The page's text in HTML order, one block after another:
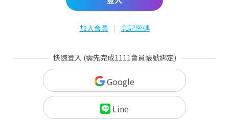
加入會員 | 忘記密碼
快速登入 (需先完成1111會員帳號綁定)
Google
Line